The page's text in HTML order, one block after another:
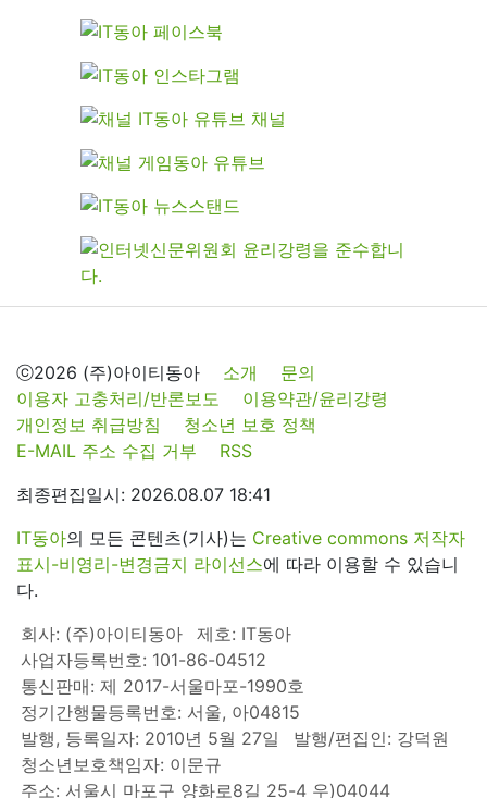
ⓒ2026 (주)아이티동아 소개
문의
이용자 고충처리/반론보도
이용약관/윤리강령
개인정보 취급방침
청소년 보호 정책
E-MAIL 주소 수집 거부
RSS
최종편집일시: 2026.08.07 18:41
IT동아의 모든 콘텐츠(기사)는 Creative commons 저작자
표시-비영리-변경금지 라이선스에 따라 이용할 수 있습니
다.
회사: (주)아이티동아
제호: IT동아
사업자등록번호: 101-86-04512
통신판매: 제 2017-서울마포-1990호
정기간행물등록번호: 서울, 아04815
발행, 등록일자: 2010년 5월 27일
발행/편집인: 강덕원
청소년보호책임자: 이문규
주소: 서울시 마포구 양화로8길 25-4 우)04044